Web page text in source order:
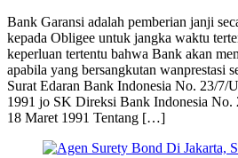
Bank Garansi adalah pemberian janji
kepada Obligee untuk jangka waktu
keperluan tertentu bahwa Bank akan
apabila yang bersangkutan wanprestasi
Surat Edaran Bank Indonesia No. 23/7/
1991 jo SK Direksi Bank Indonesia
18 Maret 1991 Tentang […]